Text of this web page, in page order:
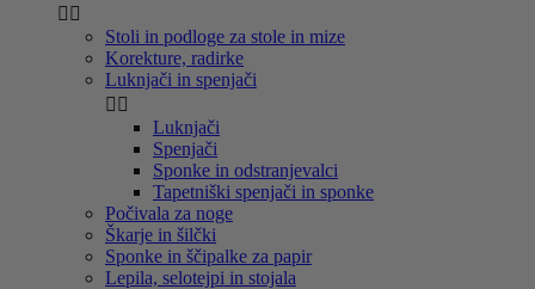
 
Stoli in podloge za stole in mize
Korekture, radirke
Luknjači in spenjači
 
Luknjači
Spenjači
Sponke in odstranjevalci
Tapetniški spenjači in sponke
Počivala za noge
Škarje in šilčki
Sponke in ščipalke za papir
Lepila, selotejpi in stojala